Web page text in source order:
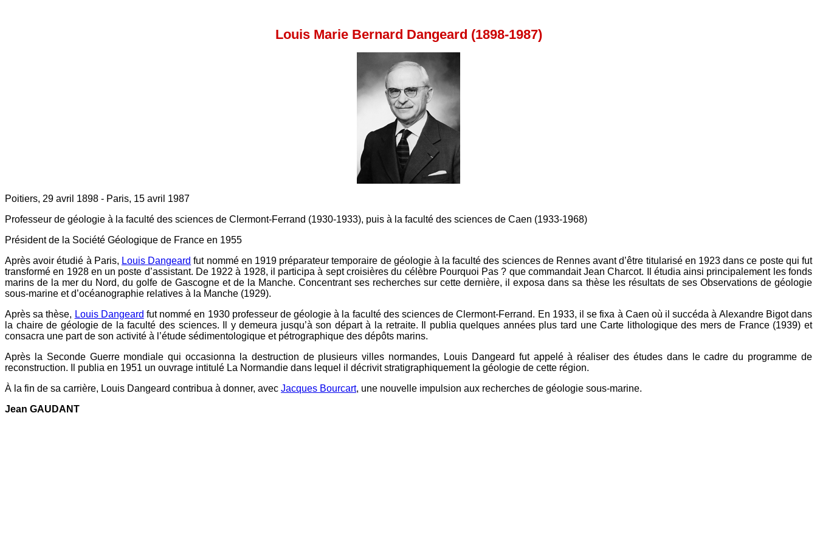
Louis Marie Bernard Dangeard (1898-1987)
Poitiers, 29 avril 1898 - Paris, 15 avril 1987
Professeur de géologie à la faculté des sciences de Clermont-Ferrand (1930-1933), puis à la faculté des sciences de Caen (1933-1968)
Président de la Société Géologique de France en 1955
Après avoir étudié à Paris, Louis Dangeard fut nommé en 1919 préparateur temporaire de géologie à la faculté des sciences de Rennes avant d’être titularisé en 1923 dans ce poste qui fut
transformé en 1928 en un poste d’assistant. De 1922 à 1928, il participa à sept croisières du célèbre Pourquoi Pas ? que commandait Jean Charcot. Il étudia ainsi principalement les fonds
marins de la mer du Nord, du golfe de Gascogne et de la Manche. Concentrant ses recherches sur cette dernière, il exposa dans sa thèse les résultats de ses Observations de géologie
sous-marine et d’océanographie relatives à la Manche (1929).
Après sa thèse, Louis Dangeard fut nommé en 1930 professeur de géologie à la faculté des sciences de Clermont-Ferrand. En 1933, il se fixa à Caen où il succéda à Alexandre Bigot dans
la chaire de géologie de la faculté des sciences. Il y demeura jusqu’à son départ à la retraite. Il publia quelques années plus tard une Carte lithologique des mers de France (1939) et
consacra une part de son activité à l’étude sédimentologique et pétrographique des dépôts marins.
Après la Seconde Guerre mondiale qui occasionna la destruction de plusieurs villes normandes, Louis Dangeard fut appelé à réaliser des études dans le cadre du programme de
reconstruction. Il publia en 1951 un ouvrage intitulé La Normandie dans lequel il décrivit stratigraphiquement la géologie de cette région.
À la fin de sa carrière, Louis Dangeard contribua à donner, avec Jacques Bourcart, une nouvelle impulsion aux recherches de géologie sous-marine.
Jean GAUDANT